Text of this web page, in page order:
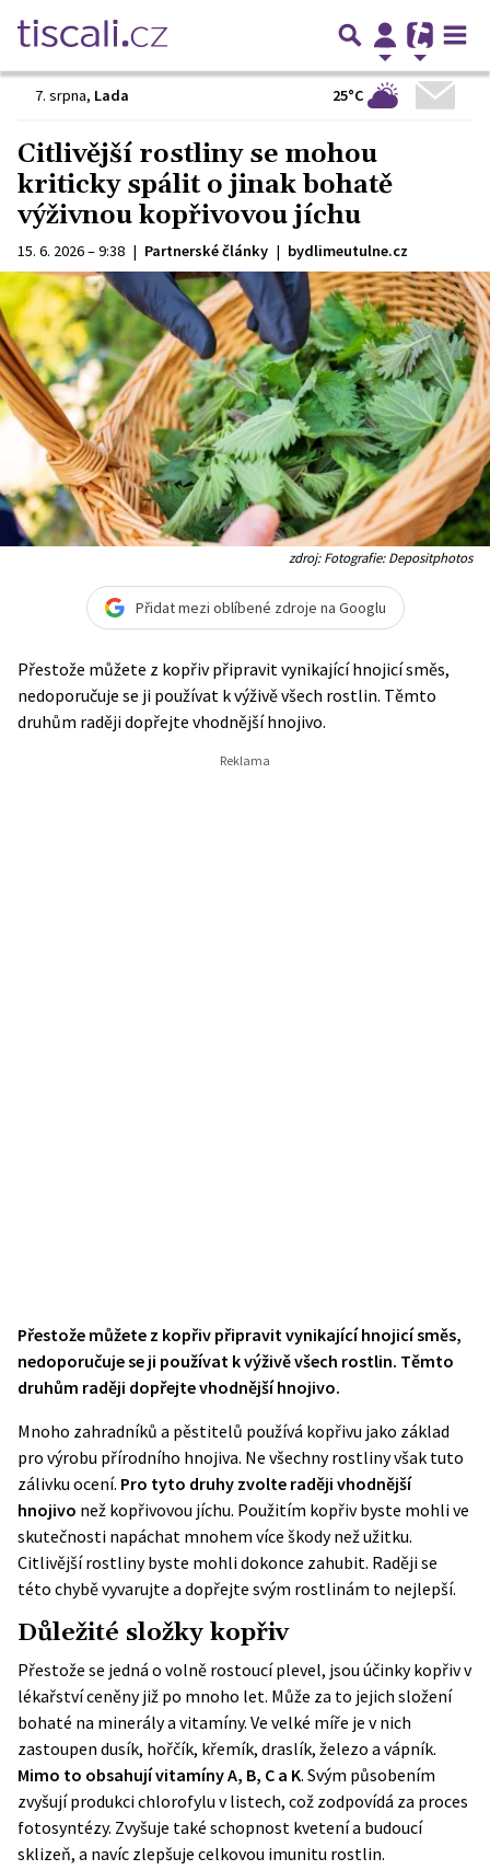
7. srpna, Lada 25°C
Citlivější rostliny se mohou
kriticky spálit o jinak bohatě
výživnou kopřivovou jíchu
15. 6. 2026 – 9:38 | Partnerské články | bydlimeutulne.cz
zdroj: Fotografie: Depositphotos
Přidat mezi oblíbené zdroje na Googlu
Přestože můžete z kopřiv připravit vynikající hnojicí směs,
nedoporučuje se ji používat k výživě všech rostlin. Těmto
druhům raději dopřejte vhodnější hnojivo.
Přestože můžete z kopřiv připravit vynikající hnojicí směs,
nedoporučuje se ji používat k výživě všech rostlin. Těmto
druhům raději dopřejte vhodnější hnojivo.
Mnoho zahradníků a pěstitelů používá kopřivu jako základ
pro výrobu přírodního hnojiva. Ne všechny rostliny však tuto
zálivku ocení. Pro tyto druhy zvolte raději vhodnější
hnojivo než kopřivovou jíchu. Použitím kopřiv byste mohli ve
skutečnosti napáchat mnohem více škody než užitku.
Citlivější rostliny byste mohli dokonce zahubit. Raději se
této chybě vyvarujte a dopřejte svým rostlinám to nejlepší.
Důležité složky kopřiv
Přestože se jedná o volně rostoucí plevel, jsou účinky kopřiv v
lékařství ceněny již po mnoho let. Může za to jejich složení
bohaté na minerály a vitamíny. Ve velké míře je v nich
zastoupen dusík, hořčík, křemík, draslík, železo a vápník.
Mimo to obsahují vitamíny A, B, C a K. Svým působením
zvyšují produkci chlorofylu v listech, což zodpovídá za proces
fotosyntézy. Zvyšuje také schopnost kvetení a budoucí
sklizeň, a navíc zlepšuje celkovou imunitu rostlin.